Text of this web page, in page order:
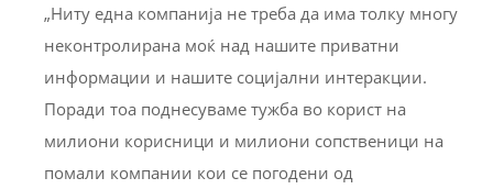
„Ниту една компанија не треба да има толку многу
неконтролирана моќ над нашите приватни
информации и нашите социјални интеракции.
Поради тоа поднесуваме тужба во корист на
милиони корисници и милиони сопственици на
помали компании кои се погодени од